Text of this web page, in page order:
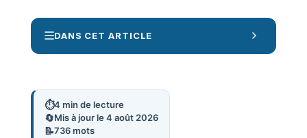
DANS CET ARTICLE Afficher/masquer la table des matières
⏱️4 min de lecture
🔄Mis à jour le 4 août 2026
📝736 mots